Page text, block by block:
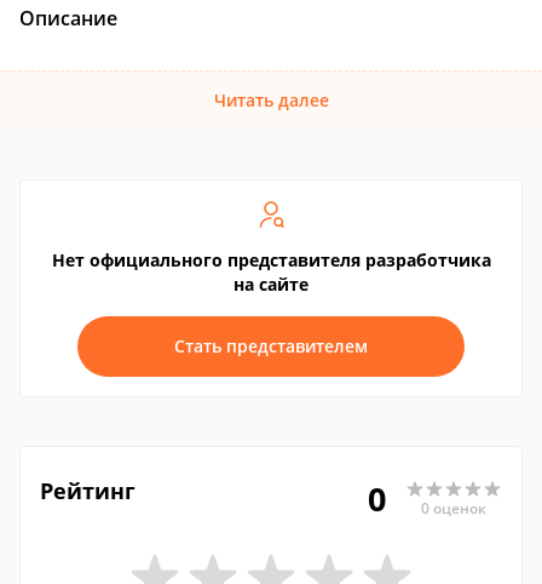
Описание
Читать далее
Нет официального представителя разработчика
на сайте
Стать представителем
Рейтинг 0 0 оценок